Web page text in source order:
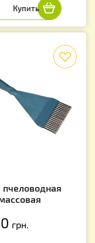
пчеловодная
грн.